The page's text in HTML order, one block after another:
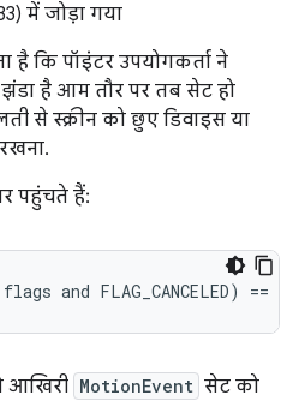
में जोड़ा गया
है कि पॉइंटर उपयोगकर्ता ने
है आम तौर पर तब सेट हो
से स्क्रीन को छुए डिवाइस या
पहुंचते हैं:
आखिरी MotionEvent सेट को